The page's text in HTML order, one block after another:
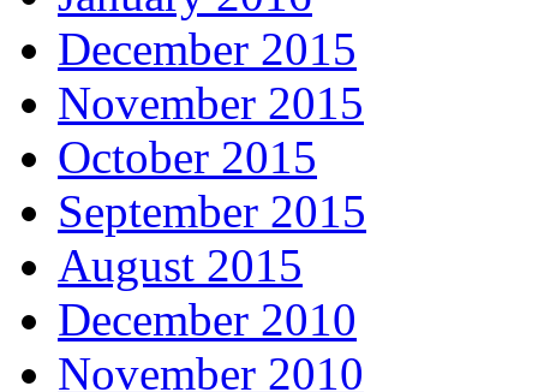
December 2015
November 2015
October 2015
September 2015
August 2015
December 2010
November 2010